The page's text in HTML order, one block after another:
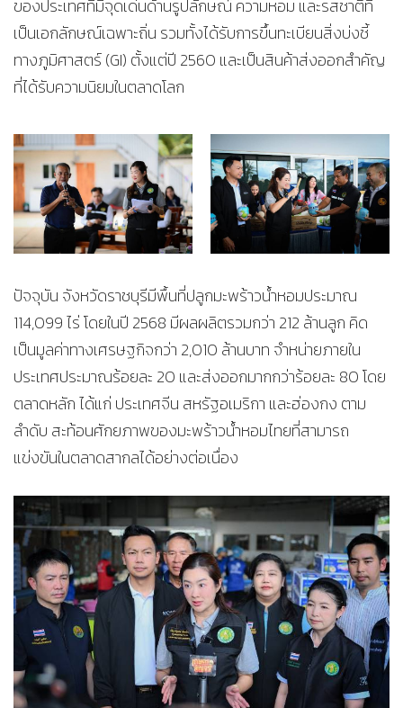
ของประเทศที่มีจุดเด่นด้านรูปลักษณ์ ความหอม และรสชาติที่
เป็นเอกลักษณ์เฉพาะถิ่น รวมทั้งได้รับการขึ้นทะเบียนสิ่งบ่งชี้
ทางภูมิศาสตร์ (GI) ตั้งแต่ปี 2560 และเป็นสินค้าส่งออกสำคัญ
ที่ได้รับความนิยมในตลาดโลก
ปัจจุบัน จังหวัดราชบุรีมีพื้นที่ปลูกมะพร้าวน้ำหอมประมาณ
114,099 ไร่ โดยในปี 2568 มีผลผลิตรวมกว่า 212 ล้านลูก คิด
เป็นมูลค่าทางเศรษฐกิจกว่า 2,010 ล้านบาท จำหน่ายภายใน
ประเทศประมาณร้อยละ 20 และส่งออกมากกว่าร้อยละ 80 โดย
ตลาดหลัก ได้แก่ ประเทศจีน สหรัฐอเมริกา และฮ่องกง ตาม
ลำดับ สะท้อนศักยภาพของมะพร้าวน้ำหอมไทยที่สามารถ
แข่งขันในตลาดสากลได้อย่างต่อเนื่อง